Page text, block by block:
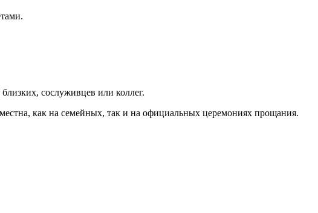
сослуживцев или коллег.
как на семейных, так и на официальных церемониях прощания.